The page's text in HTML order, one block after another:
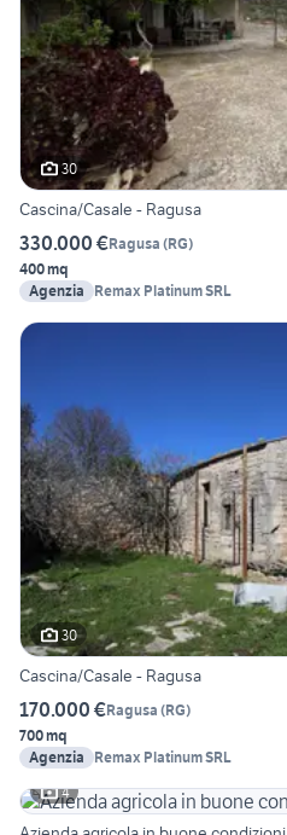
30
Cascina/Casale - Ragusa
330.000 €Ragusa (RG)
400 mq
Agenzia
Remax Platinum SRL
30
Cascina/Casale - Ragusa
170.000 €Ragusa (RG)
700 mq
Agenzia
Remax Platinum SRL
4